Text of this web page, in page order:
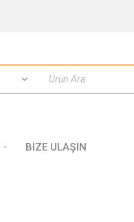
BİZE ULAŞIN